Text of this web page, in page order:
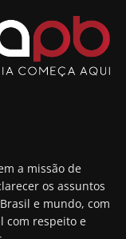
a missão de
os assuntos
e mundo, com
com respeito e